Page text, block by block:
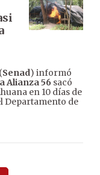
(Senad) informó
Alianza 56 sacó
en 10 días de
Departamento de